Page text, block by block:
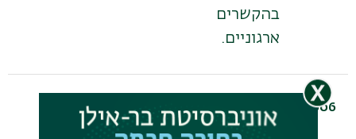
בהקשרים
ארגוניים.
2006
אחרות
משמעותיות:
MA רות פרסר